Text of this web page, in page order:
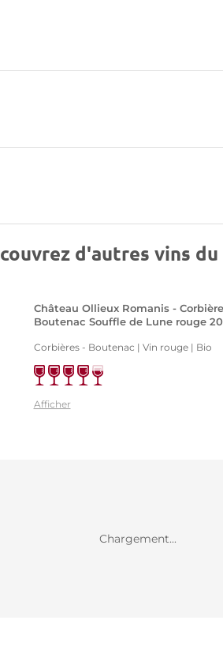
d'autres vins
Château Ollieux Romanis -
Boutenac Souffle de Lune rouge
Corbières - Boutenac | Vin rouge| Bio
Afficher
Chargement...